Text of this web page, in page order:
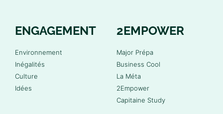
ENGAGEMENT
Environnement
Inégalités
Culture
Idées
2EMPOWER
Major Prépa
Business Cool
La Méta
2Empower
Capitaine Study